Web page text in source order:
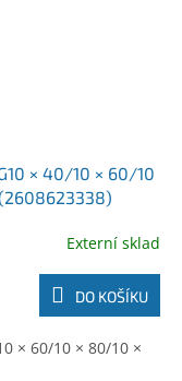
× 40/10 × 60/10
Externí sklad
DO KOŠÍKU
× 60/10 × 80/10 ×